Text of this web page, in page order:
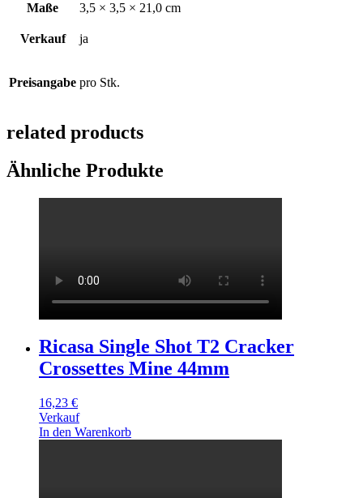
Maße
3,5 × 3,5 × 21,0 cm
Verkauf ja
Preisangabe pro Stk.
related products
Ähnliche Produkte
Ricasa Single Shot T2 Cracker
Crossettes Mine 44mm
16,23 €
Verkauf
In den Warenkorb